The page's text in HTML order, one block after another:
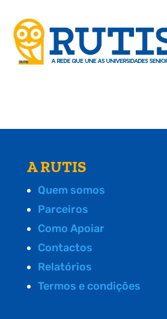
A RUTIS
Quem somos
Parceiros
Como Apoiar
Contactos
Relatórios
Termos e condições